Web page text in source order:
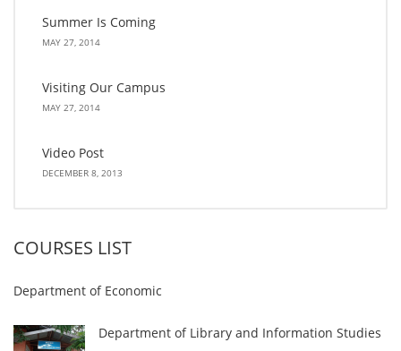
Summer Is Coming
MAY 27, 2014
Visiting Our Campus
MAY 27, 2014
Video Post
DECEMBER 8, 2013
COURSES LIST
Department of Economic
Department of Library and Information Studies